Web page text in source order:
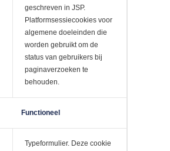
geschreven in JSP.
Platformsessiecookies voor
algemene doeleinden die
worden gebruikt om de
status van gebruikers bij
paginaverzoeken te
behouden.
Functioneel
Typeformulier. Deze cookie